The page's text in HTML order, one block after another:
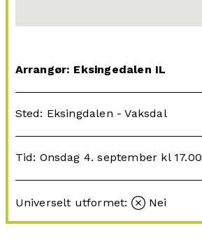
Arrangør: Eksingedalen IL
Sted: Eksingdalen - Vaksdal
Tid: Onsdag 4. september kl 17.00
Universelt utformet: Nei